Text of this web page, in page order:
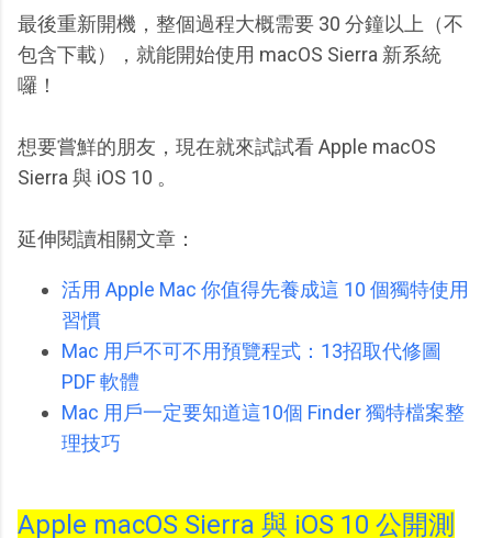
最後重新開機，整個過程大概需要 30 分鐘以上（不
包含下載），就能開始使用 macOS Sierra 新系統
囉！
想要嘗鮮的朋友，現在就來試試看 Apple macOS
Sierra 與 iOS 10 。
延伸閱讀相關文章：
活用 Apple Mac 你值得先養成這 10 個獨特使用
習慣
Mac 用戶不可不用預覽程式：13招取代修圖
PDF 軟體
Mac 用戶一定要知道這10個 Finder 獨特檔案整
理技巧
Apple macOS Sierra 與 iOS 10 公開測